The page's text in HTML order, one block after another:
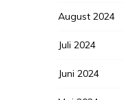
August 2024
Juli 2024
Juni 2024